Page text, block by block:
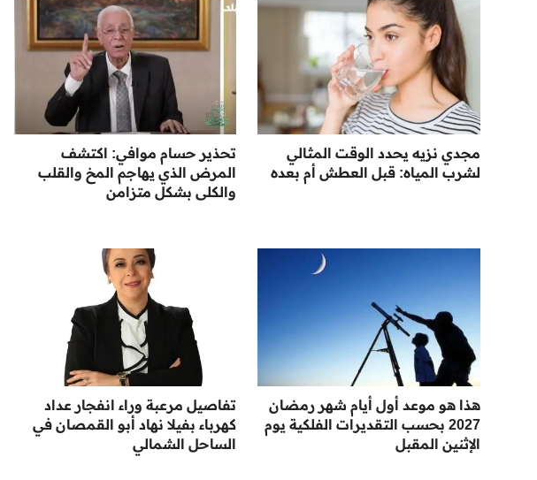
مجدي نزيه يحدد الوقت المثالي
لشرب المياه: قبل العطش أم بعده
تحذير حسام موافي: اكتشف
المرض الذي يهاجم المخ والقلب
والكلى بشكل متزامن
هذا هو موعد أول أيام شهر رمضان
2027 بحسب التقديرات الفلكية يوم
الإثنين المقبل
تفاصيل مرعبة وراء انفجار عداد
كهرباء بفيلا نهاد أبو القمصان في
الساحل الشمالي